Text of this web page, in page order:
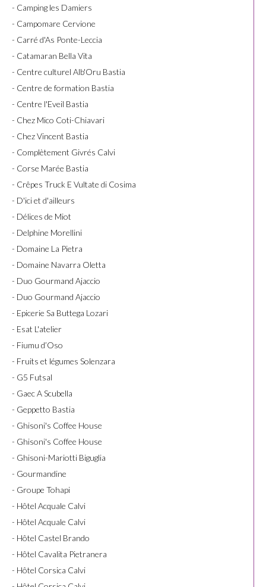
- Camping les Damiers
- Campomare Cervione
- Carré d'As Ponte-Leccia
- Catamaran Bella Vita
- Centre culturel Alb'Oru Bastia
- Centre de formation Bastia
- Centre l'Eveil Bastia
- Chez Mico Coti-Chiavari
- Chez Vincent Bastia
- Complètement Givrés Calvi
- Corse Marée Bastia
- Crêpes Truck E Vultate di Cosima
- D'ici et d'ailleurs
- Délices de Miot
- Delphine Morellini
- Domaine La Pietra
- Domaine Navarra Oletta
- Duo Gourmand Ajaccio
- Duo Gourmand Ajaccio
- Epicerie Sa Buttega Lozari
- Esat L'atelier
- Fiumu d’Oso
- Fruits et légumes Solenzara
- G5 Futsal
- Gaec A Scubella
- Geppetto Bastia
- Ghisoni's Coffee House
- Ghisoni's Coffee House
- Ghisoni-Mariotti Biguglia
- Gourmandine
- Groupe Tohapi
- Hôtel Acquale Calvi
- Hôtel Acquale Calvi
- Hôtel Castel Brando
- Hôtel Cavalita Pietranera
- Hôtel Corsica Calvi